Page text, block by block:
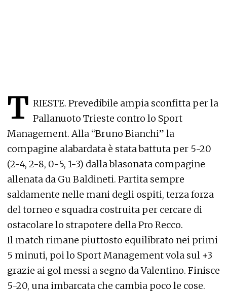
T RIESTE. Prevedibile ampia sconfitta per la
Pallanuoto Trieste contro lo Sport
Management. Alla “Bruno Bianchi” la
compagine alabardata è stata battuta per 5-20
(2-4, 2-8, 0-5, 1-3) dalla blasonata compagine
allenata da Gu Baldineti. Partita sempre
saldamente nelle mani degli ospiti, terza forza
del torneo e squadra costruita per cercare di
ostacolare lo strapotere della Pro Recco.
Il match rimane piuttosto equilibrato nei primi
5 minuti, poi lo Sport Management vola sul +3
grazie ai gol messi a segno da Valentino. Finisce
5-20, una imbarcata che cambia poco le cose.